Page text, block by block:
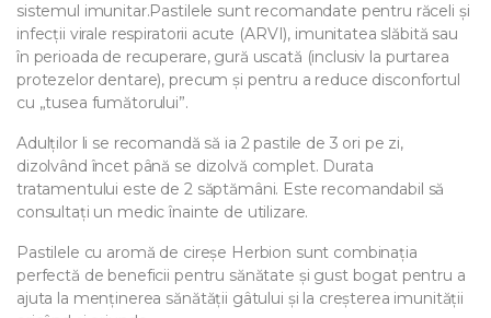
sistemul imunitar.Pastilele sunt recomandate pentru răceli și
infecții virale respiratorii acute (ARVI), imunitatea slăbită sau
în perioada de recuperare, gură uscată (inclusiv la purtarea
protezelor dentare), precum și pentru a reduce disconfortul
cu „tusea fumătorului”.
Adulților li se recomandă să ia 2 pastile de 3 ori pe zi,
dizolvând încet până se dizolvă complet. Durata
tratamentului este de 2 săptămâni. Este recomandabil să
consultați un medic înainte de utilizare.
Pastilele cu aromă de cireșe Herbion sunt combinația
perfectă de beneficii pentru sănătate și gust bogat pentru a
ajuta la menținerea sănătății gâtului și la creșterea imunității